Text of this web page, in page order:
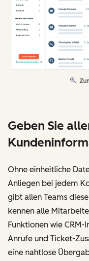
Geben Sie
Ohne einheitliche
Anliegen bei jedem
gibt allen Teams
kennen alle
Funktionen wie
Anrufe und Ticket-
eine nahtlose